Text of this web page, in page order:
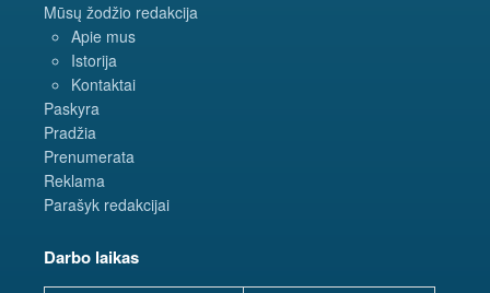
Mūsų žodžio redakcija
Apie mus
Istorija
Kontaktai
Paskyra
Pradžia
Prenumerata
Reklama
Parašyk redakcijai
Darbo laikas